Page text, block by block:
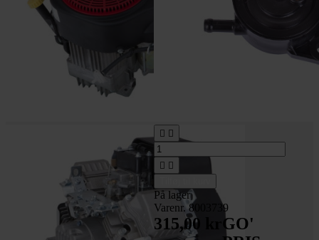
 
 
På lager
Varenr. 8003739
315,00 kr
GO'